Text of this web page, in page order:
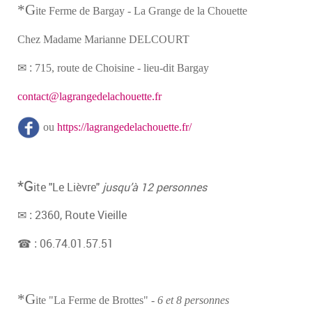
*Gite Ferme de Bargay - La Grange de la Chouette
Chez Madame Marianne DELCOURT
✉ : 715, route de Choisine - lieu-dit Bargay
contact@lagrangedelachouette.fr
ou https://lagrangedelachouette.fr/
*Gite "Le Lièvre" jusqu’à 12 personnes
✉ : 2360, Route Vieille
☎ : 06.74.01.57.51
*Gite "La Ferme de Brottes" - 6 et 8 personnes